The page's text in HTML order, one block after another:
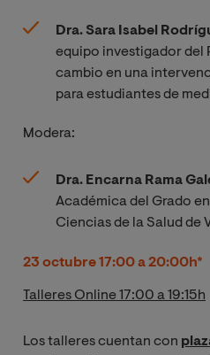
Dra. Sara Isabel
equipo investigador del
cambio en una
para estudiantes de
Modera:
Dra. Encarna Rama
Académica del Grado
Ciencias de la Salud de
23 octubre 17:00 a 20:00h*
Talleres Online 17:00 a 19:15h
Los talleres cuentan con